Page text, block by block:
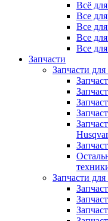
Всё
Все
Все
Все
Все
Запчасти
Запчасти
Запчасти